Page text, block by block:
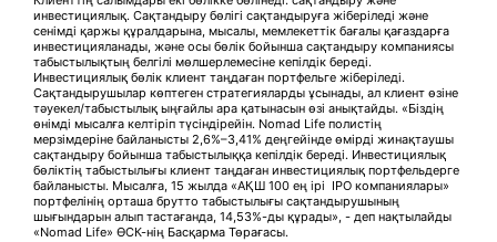
инвестициялық. Сақтандыру бөлігі сақтандыруға жіберіледі және
сенімді қаржы құралдарына, мысалы, мемлекеттік бағалы қағаздарға
инвестицияланады, және осы бөлік бойынша сақтандыру компаниясы
табыстылықтың белгілі мөлшерлемесіне кепілдік береді.
Инвестициялық бөлік клиент таңдаған портфельге жіберіледі.
Сақтандырушылар көптеген стратегияларды ұсынады, ал клиент өзіне
тәуекел/табыстылық ыңғайлы ара қатынасын өзі анықтайды. «Біздің
өнімді мысалға келтіріп түсіндірейін. Nomad Life полистің
мерзімдеріне байланысты 2,6%–3,41% деңгейінде өмірді жинақтаушы
сақтандыру бойынша табыстылыққа кепілдік береді. Инвестициялық
бөліктің табыстылығы клиент таңдаған инвестициялық портфельдерге
байланысты. Мысалға, 15 жылда «АҚШ 100 ең ірі IPO компаниялары»
портфелінің орташа брутто табыстылығы сақтандырушының
шығындарын алып тастағанда, 14,53%-ды құрады», - деп нақтылайды
«Nomad Life» ӨСК-нің Басқарма Төрағасы.